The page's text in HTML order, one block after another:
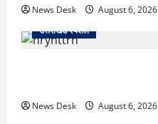
News Desk August 6, 2026
उत्तराखंड स्पेशल
News Desk August 6, 2026